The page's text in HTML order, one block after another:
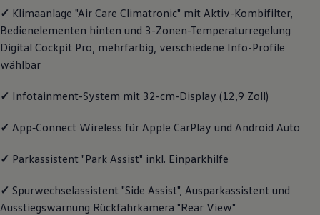
Pannen- und Unfallhilfe
Volkswagen Kundenbetreuung
✓ Klimaanlage "Air Care Climatronic" mit Aktiv-Kombifilter,
Bedienelementen hinten und 3-Zonen-Temperaturregelung
Digital Cockpit Pro, mehrfarbig, verschiedene Info-Profile
wählbar
✓ Infotainment-System mit 32-cm-Display (12,9 Zoll)
✓ App‑Connect Wireless für Apple CarPlay und Android Auto
✓ Parkassistent "Park Assist" inkl. Einparkhilfe
✓ Spurwechselassistent "Side Assist", Ausparkassistent und
Ausstiegswarnung Rückfahrkamera "Rear View"